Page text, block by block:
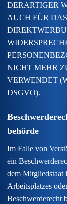
DERARTIGER
AUCH FÜR
NICHT MEHR
VERWENDET
DSGVO).
behörde
Im Falle von
ein
dem Mitgliedstaat
Arbeitsplatzes
Beschwerderecht